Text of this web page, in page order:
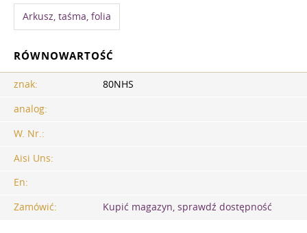
Arkusz, taśma, folia
RÓWNOWARTOŚĆ
znak:
80NHS
analog:
W. Nr.:
Aisi Uns:
En:
Zamówić:
Kupić magazyn, sprawdź dostępność